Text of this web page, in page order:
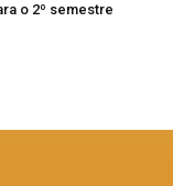
o 2º semestre